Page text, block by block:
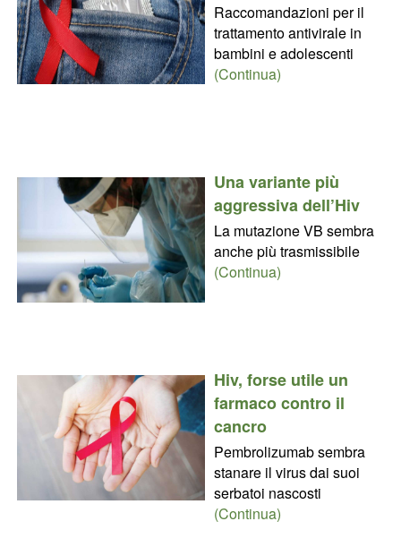
Raccomandazioni per il
trattamento antivirale in
bambini e adolescenti
(Continua)
Una variante più
aggressiva dell’Hiv
La mutazione VB sembra
anche più trasmissibile
(Continua)
Hiv, forse utile un
farmaco contro il
cancro
Pembrolizumab sembra
stanare il virus dai suoi
serbatoi nascosti
(Continua)